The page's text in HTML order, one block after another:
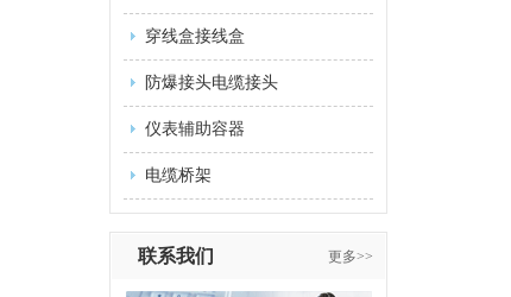
穿线盒接线盒
防爆接头电缆接头
仪表辅助容器
电缆桥架
联系我们 更多>>